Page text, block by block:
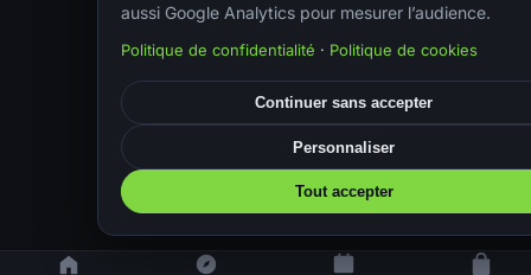
aussi Google Analytics pour mesurer l’audience.
Politique de confidentialité · Politique de cookies
Continuer sans accepter
Personnaliser
Tout accepter